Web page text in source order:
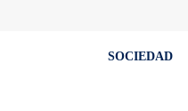
SOCIEDAD